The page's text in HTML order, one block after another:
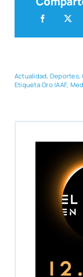
Actua­li­dad, Depor­tes,
Eti­que­ta Oro IAAF,